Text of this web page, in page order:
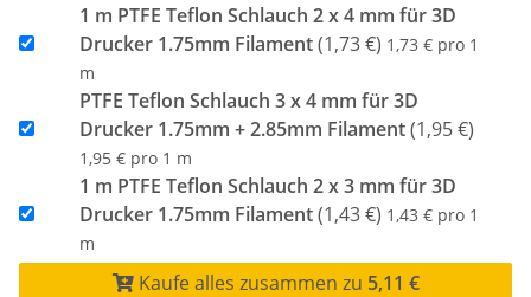
1 m PTFE Teflon Schlauch 2 x 4 mm für 3D
Drucker 1.75mm Filament(1,73 €) 1,73 € pro 1
m
PTFE Teflon Schlauch 3 x 4 mm für 3D
Drucker 1.75mm + 2.85mm Filament(1,95 €)
1,95 € pro 1 m
1 m PTFE Teflon Schlauch 2 x 3 mm für 3D
Drucker 1.75mm Filament(1,43 €) 1,43 € pro 1
m
Kaufe alles zusammen zu 5,11 €